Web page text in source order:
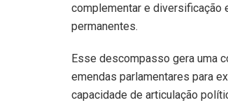
complementar e diversificação
permanentes.
Esse descompasso gera uma
emendas parlamentares para
capacidade de articulação